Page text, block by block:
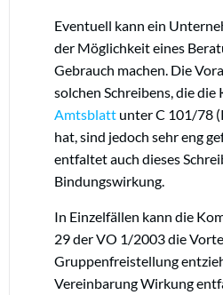
Eventuell kann ein
der Möglichkeit eines
Gebrauch machen. Die
solchen Schreibens, die die
Amtsblatt unter C 101/78
hat, sind jedoch sehr eng
entfaltet auch dieses
Bindungswirkung.
In Einzelfällen kann die
29 der VO 1/2003 die
Gruppenfreistellung
Vereinbarung Wirkung